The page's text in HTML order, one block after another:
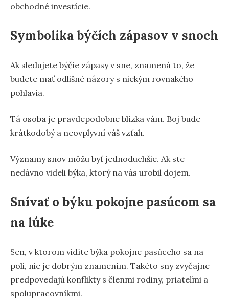
obchodné investície.
Symbolika býčích zápasov v snoch
Ak sledujete býčie zápasy v sne, znamená to, že
budete mať odlišné názory s niekým rovnakého
pohlavia.
Tá osoba je pravdepodobne blízka vám. Boj bude
krátkodobý a neovplyvní váš vzťah.
Významy snov môžu byť jednoduchšie. Ak ste
nedávno videli býka, ktorý na vás urobil dojem.
Snívať o býku pokojne pasúcom sa
na lúke
Sen, v ktorom vidíte býka pokojne pasúceho sa na
poli, nie je dobrým znamením. Takéto sny zvyčajne
predpovedajú konflikty s členmi rodiny, priateľmi a
spolupracovníkmi.